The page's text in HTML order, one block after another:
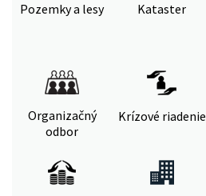
Pozemky a lesy Kataster
Organizačný
odbor
Krízové riadenie